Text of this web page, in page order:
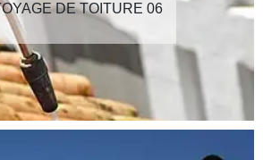
DE TOITURE 06